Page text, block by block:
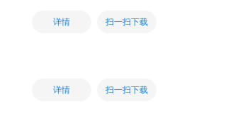
详情 扫一扫下载
详情 扫一扫下载